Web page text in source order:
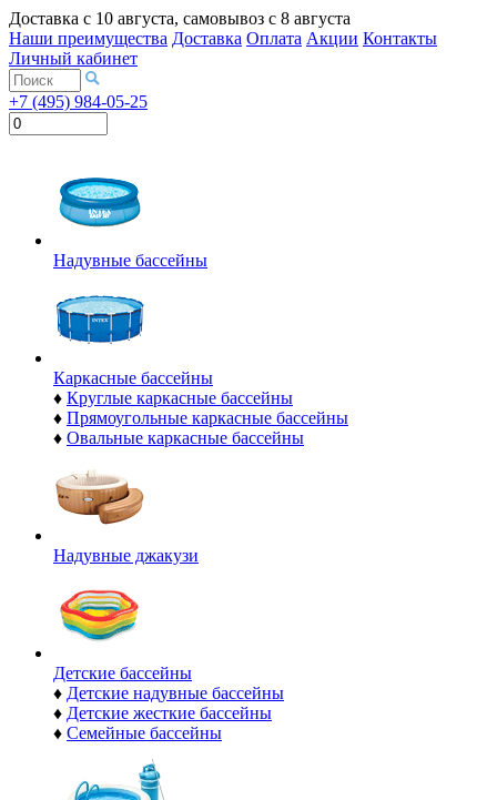
Доставка с 10 августа, самовывоз с 8 августа
Наши преимущества Доставка Оплата Акции Контакты
Личный кабинет
+7 (495) 984-05-25
Надувные бассейны
Каркасные бассейны
♦ Круглые каркасные бассейны
♦ Прямоугольные каркасные бассейны
♦ Овальные каркасные бассейны
Надувные джакузи
Детские бассейны
♦ Детские надувные бассейны
♦ Детские жесткие бассейны
♦ Семейные бассейны